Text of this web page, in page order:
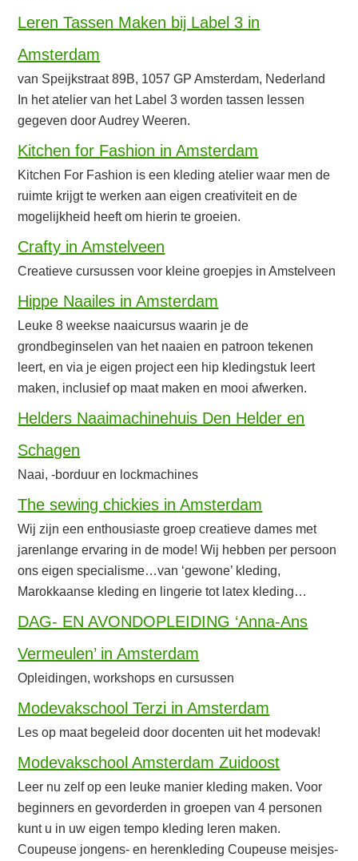
Leren Tassen Maken bij Label 3 in
Amsterdam
van Speijkstraat 89B, 1057 GP Amsterdam, Nederland
In het atelier van het Label 3 worden tassen lessen
gegeven door Audrey Weeren.
Kitchen for Fashion in Amsterdam
Kitchen For Fashion is een kleding atelier waar men de
ruimte krijgt te werken aan eigen creativiteit en de
mogelijkheid heeft om hierin te groeien.
Crafty in Amstelveen
Creatieve cursussen voor kleine groepjes in Amstelveen
Hippe Naailes in Amsterdam
Leuke 8 weekse naaicursus waarin je de
grondbeginselen van het naaien en patroon tekenen
leert, en via je eigen project een hip kledingstuk leert
maken, inclusief op maat maken en mooi afwerken.
Helders Naaimachinehuis Den Helder en
Schagen
Naai, -borduur en lockmachines
The sewing chickies in Amsterdam
Wij zijn een enthousiaste groep creatieve dames met
jarenlange ervaring in de mode! Wij hebben per persoon
ons eigen specialisme…van ‘gewone’ kleding,
Marokkaanse kleding en lingerie tot latex kleding…
DAG- EN AVONDOPLEIDING ‘Anna-Ans
Vermeulen’ in Amsterdam
Opleidingen, workshops en cursussen
Modevakschool Terzi in Amsterdam
Les op maat begeleid door docenten uit het modevak!
Modevakschool Amsterdam Zuidoost
Leer nu zelf op een leuke manier kleding maken. Voor
beginners en gevorderden in groepen van 4 personen
kunt u in uw eigen tempo kleding leren maken.
Coupeuse jongens- en herenkleding Coupeuse meisjes-